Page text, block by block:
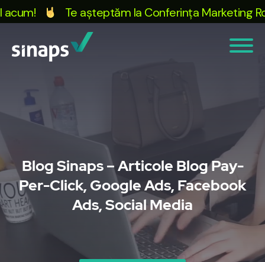
Te așteptăm la Conferința Marketing
Blog Sinaps – Articole Blog Pay-
Per-Click, Google Ads, Facebook
Ads, Social Media